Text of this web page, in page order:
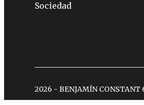
Sociedad
2026 - BENJAMÍN CONSTANT